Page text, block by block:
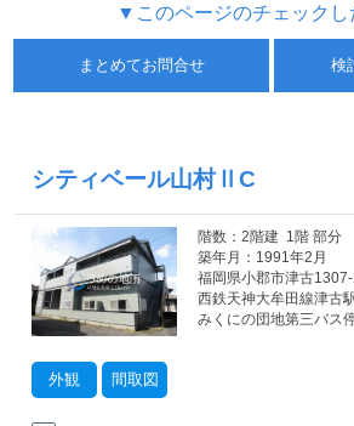
▼このページのチェックし
まとめてお問合せ 検
シティベール山村ⅡC
外観 間取図
階数：2階建 1階 部分
築年月：1991年2月
福岡県小郡市津古
西鉄天神大牟田線津古
みくにの団地第三バス